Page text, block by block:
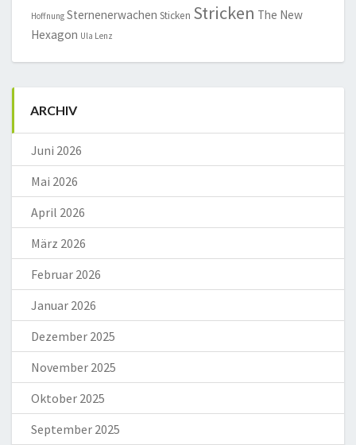
Hoffnung Sternenerwachen Sticken Stricken The New
Hexagon Ula Lenz
ARCHIV
Juni 2026
Mai 2026
April 2026
März 2026
Februar 2026
Januar 2026
Dezember 2025
November 2025
Oktober 2025
September 2025